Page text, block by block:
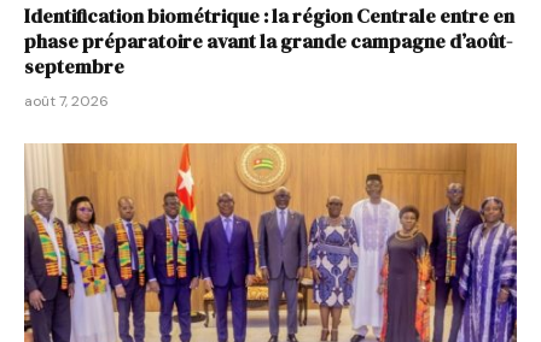
Identification biométrique : la région Centrale entre en
phase préparatoire avant la grande campagne d’août-
septembre
août 7, 2026